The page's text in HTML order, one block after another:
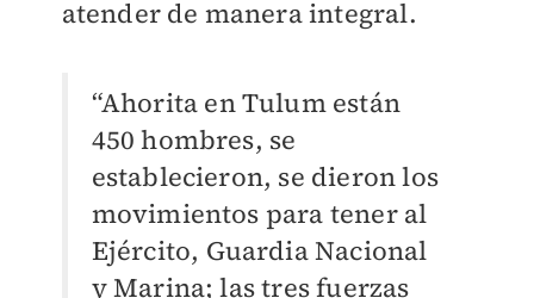
atender de manera integral.
“Ahorita en Tulum están
450 hombres, se
establecieron, se dieron los
movimientos para tener al
Ejército, Guardia Nacional
y Marina; las tres fuerzas